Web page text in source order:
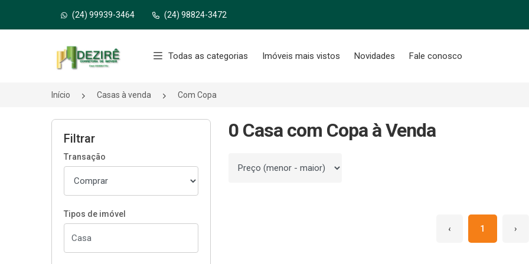
(24) 99939-3464 (24) 98824-3472
Página inicial
Todas as categorias Imóveis mais vistos Novidades Fale conosco
Início Casas à venda Com Copa
Filtrar
Transação
Tipos de imóvel
0 Casa com Copa à Venda
Ordenar por
‹ 1 ›